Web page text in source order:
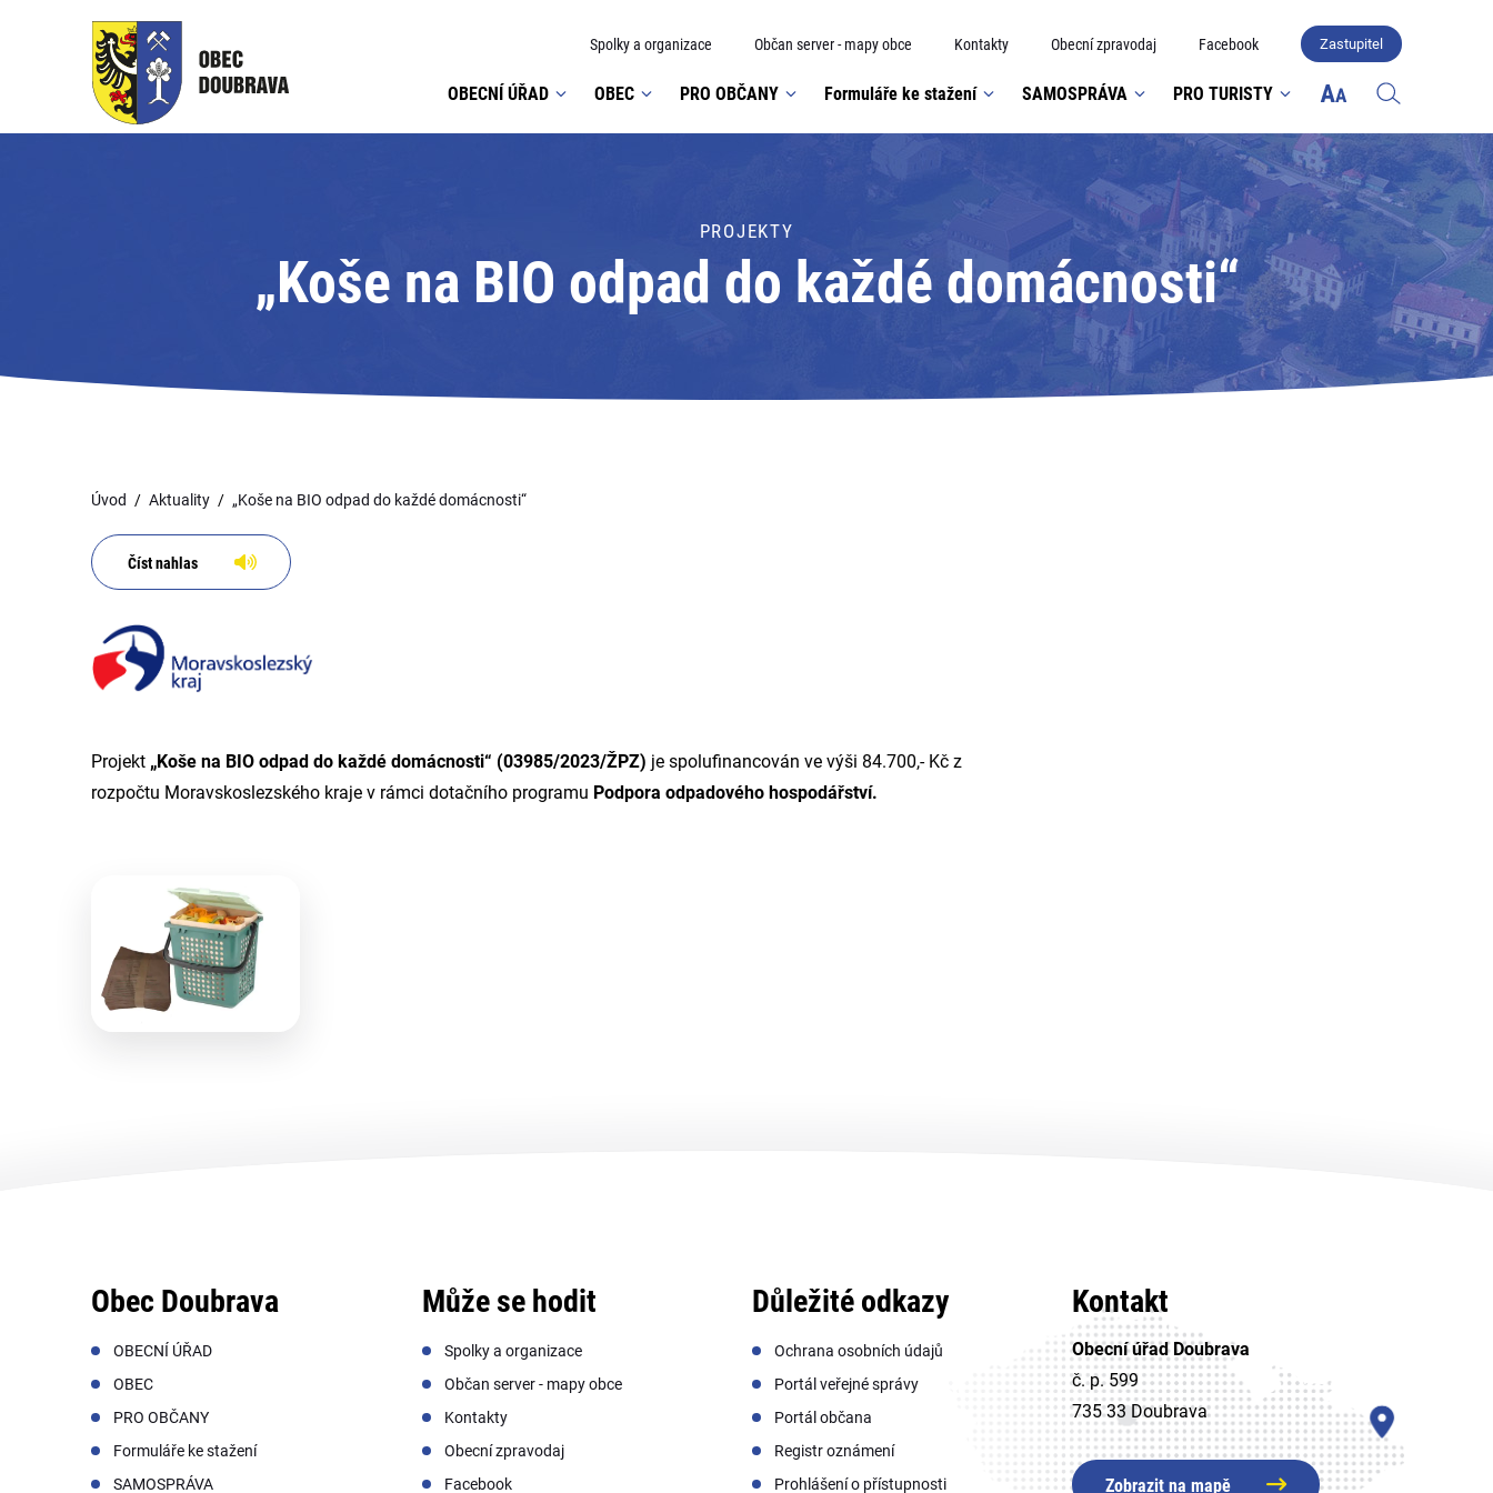
Spolky a organizace Občan server - mapy obce Kontakty Obecní zpravodaj Facebook Zastupitel
OBECNÍ ÚŘAD OBEC PRO OBČANY Formuláře ke stažení SAMOSPRÁVA PRO TURISTY
PROJEKTY
„Koše na BIO odpad do každé domácnosti“
Úvod Aktuality „Koše na BIO odpad do každé domácnosti“
Číst nahlas
Projekt „Koše na BIO odpad do každé domácnosti“ (03985/2023/ŽPZ) je spolufinancován ve výši 84.700,- Kč z
rozpočtu Moravskoslezského kraje v rámci dotačního programu Podpora odpadového hospodářství.
Obec Doubrava
OBECNÍ ÚŘAD
OBEC
PRO OBČANY
Formuláře ke stažení
SAMOSPRÁVA
Může se hodit
Spolky a organizace
Občan server - mapy obce
Kontakty
Obecní zpravodaj
Facebook
Důležité odkazy
Ochrana osobních údajů
Portál veřejné správy
Portál občana
Registr oznámení
Prohlášení o přístupnosti
Kontakt
Obecní úřad Doubrava
č. p. 599
735 33 Doubrava
Zobrazit na mapě